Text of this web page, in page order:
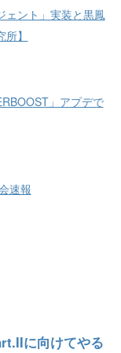
ェント」実装と黒鳳
】
」アプデで
速報